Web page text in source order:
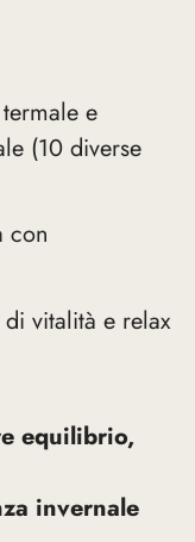
e
(10 diverse
con
vitalità e relax
equilibrio,
invernale